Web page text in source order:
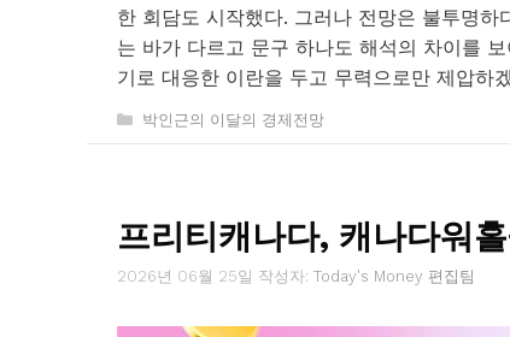
한 회담도 시작했다. 그러나 전망은 불투명
는 바가 다르고 문구 하나도 해석의 차이를
기로 대응한 이란을 두고 무력으로만 제압하
카
테
박인근의 이달의 경제전망
프리티캐나다, 캐나다워
2026년 06월 25일 작성자: Today's Money 편집팀